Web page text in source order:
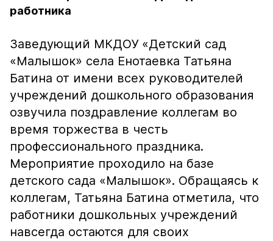
работника
Заведующий МКДОУ «Детский сад
«Малышок» села Енотаевка Татьяна
Батина от имени всех руководителей
учреждений дошкольного образования
озвучила поздравление коллегам во
время торжества в честь
профессионального праздника.
Мероприятие проходило на базе
детского сада «Малышок». Обращаясь к
коллегам, Татьяна Батина отметила, что
работники дошкольных учреждений
навсегда остаются для своих